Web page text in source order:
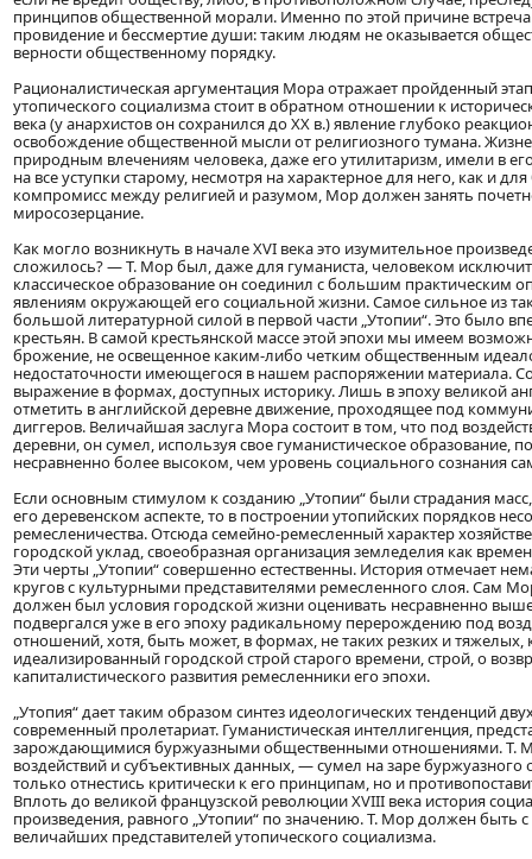
принципов общественной морали. Именно по этой причине
провидение и бессмертие души: таким людям не оказывается
верности общественному порядку.
Рационалистическая аргументация Мора отражает пройденный
утопического социализма стоит в обратном отношении к
века (у анархистов он сохранился до XX в.) явление глубоко
освобождение общественной мысли от религиозного тумана.
природным влечениям человека, даже его утилитаризм, имели в
на все уступки старому, несмотря на характерное для него, как и
компромисс между религией и разумом, Мор должен занять
миросозерцание.
Как могло возникнуть в начале XVI века это изумительное
сложилось? — Т. Мор был, даже для гуманиста, человеком
классическое образование он соединил с большим практическим
явлениям окружающей его социальной жизни. Самое сильное из
большой литературной силой в первой части „Утопии“. Это было
крестьян. В самой крестьянской массе этой эпохи мы имеем
брожение, не освещенное каким-либо четким общественным
недостаточности имеющегося в нашем распоряжении материала.
выражение в формах, доступных историку. Лишь в эпоху великой
отметить в английской деревне движение, проходящее под
диггеров. Величайшая заслуга Мора состоит в том, что под
деревни, он сумел, используя свое гуманистическое образование,
несравненно более высоком, чем уровень социального сознания
Если основным стимулом к созданию „Утопии“ были страдания
его деревенском аспекте, то в построении утопийских порядков
ремесленичества. Отсюда семейно-ремесленный характер
городской уклад, своеобразная организация земледелия как
Эти черты „Утопии“ совершенно естественны. История отмечает
кругов с культурными представителями ремесленного слоя. Сам
должен был условия городской жизни оценивать несравненно
подвергался уже в его эпоху радикальному перерождению под
отношений, хотя, быть может, в формах, не таких резких и
идеализированный городской строй старого времени, строй, о
капиталистического развития ремесленники его эпохи.
„Утопия“ дает таким образом синтез идеологических тенденций
современный пролетариат. Гуманистическая интеллигенция,
зарождающимися буржуазными общественными отношениями. Т.
воздействий и субъективных данных, — сумел на заре
только отнестись критически к его принципам, но и
Вплоть до великой французской революции XVIII века история
произведения, равного „Утопии“ по значению. Т. Мор должен
величайших представителей утопического социализма.